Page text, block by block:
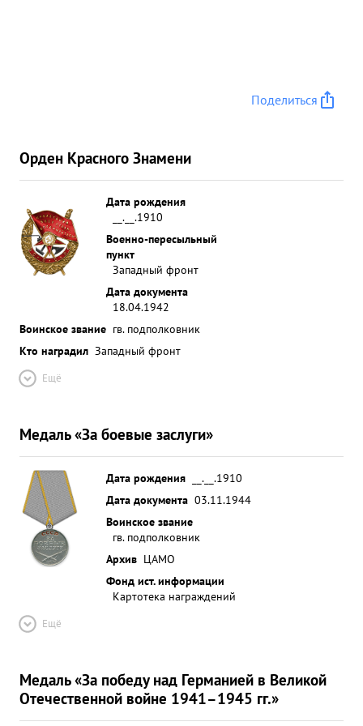
Поделиться
Орден Красного Знамени
Дата рождения
__.__.1910
Военно-пересыльный
пункт
Западный фронт
Дата документа
18.04.1942
Воинское звание гв. подполковник
Кто наградил Западный фронт
Ещё
Медаль «За боевые заслуги»
Дата рождения
__.__.1910
Дата документа 03.11.1944
Воинское звание
гв. подполковник
Архив ЦАМО
Фонд ист. информации
Картотека награждений
Ещё
Медаль «За победу над Германией в Великой
Отечественной войне 1941–1945 гг.»